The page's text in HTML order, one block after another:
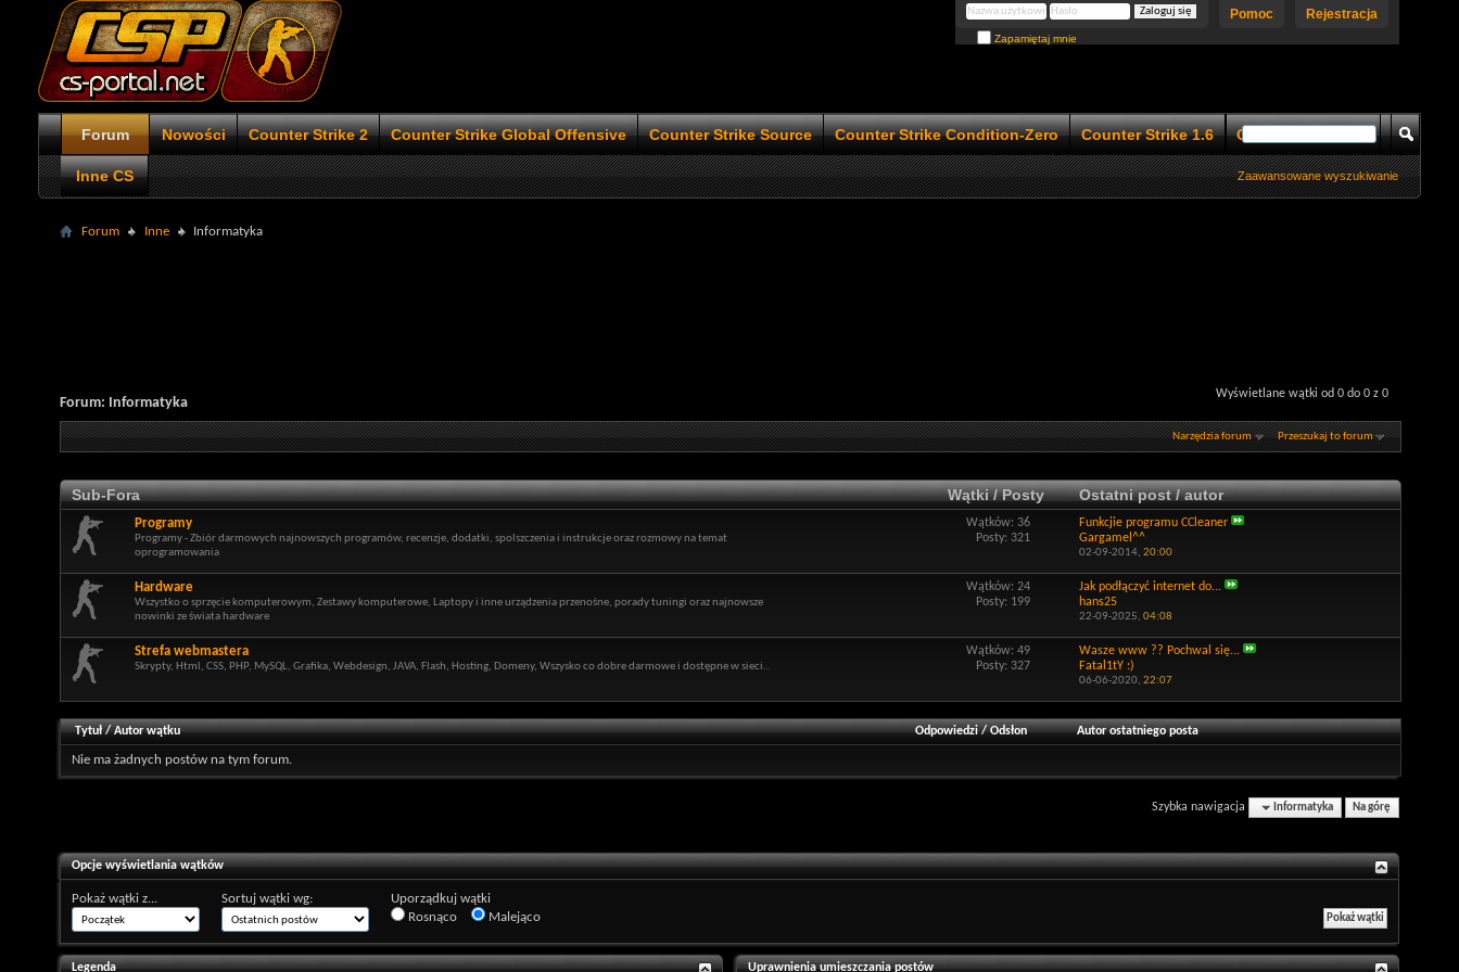
Rejestracja
Pomoc
Zapamiętaj mnie
Forum Nowości Counter Strike 2 Counter Strike Global Offensive Counter Strike Source Counter Strike Condition-Zero Counter Strike 1.6 Counter Strike 1.5
Inne CS Zaawansowane wyszukiwanie
Forum Inne Informatyka
Wyświetlane wątki od 0 do 0 z 0
Forum: Informatyka
Narzędzia forum Przeszukaj to forum
Sub-Fora Wątki / Posty Ostatni post / autor
Programy
Programy - Zbiór darmowych najnowszych programów, recenzje, dodatki, spolszczenia i instrukcje oraz rozmowy na temat
oprogramowania
Wątków: 36
Posty: 321
Funkcjie programu CCleaner
Gargamel^^
02-09-2014, 20:00
Hardware
Wszystko o sprzęcie komputerowym, Zestawy komputerowe, Laptopy i inne urządzenia przenośne, porady tuningi oraz najnowsze
nowinki ze świata hardware
Wątków: 24
Posty: 199
Jak podłączyć internet do...
hans25
22-09-2025, 04:08
Strefa webmastera
Skrypty, Html, CSS, PHP, MySQL, Grafika, Webdesign, JAVA, Flash, Hosting, Domeny, Wszysko co dobre darmowe i dostępne w sieci..
Wątków: 49
Posty: 327
Wasze www ?? Pochwal się...
Fatal1tY :)
06-06-2020, 22:07
Tytuł/Autor wątku Odpowiedzi/Odsłon Autor ostatniego posta
Nie ma żadnych postów na tym forum.
Szybka nawigacja Informatyka Na górę
Opcje wyświetlania wątków
Pokaż wątki z... Sortuj wątki wg:
Uporządkuj wątki
Rosnąco
Malejąco
Legenda Uprawnienia umieszczania postów